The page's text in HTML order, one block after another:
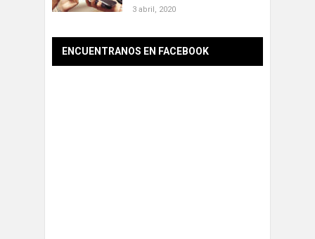
3 abril, 2020
ENCUENTRANOS EN FACEBOOK